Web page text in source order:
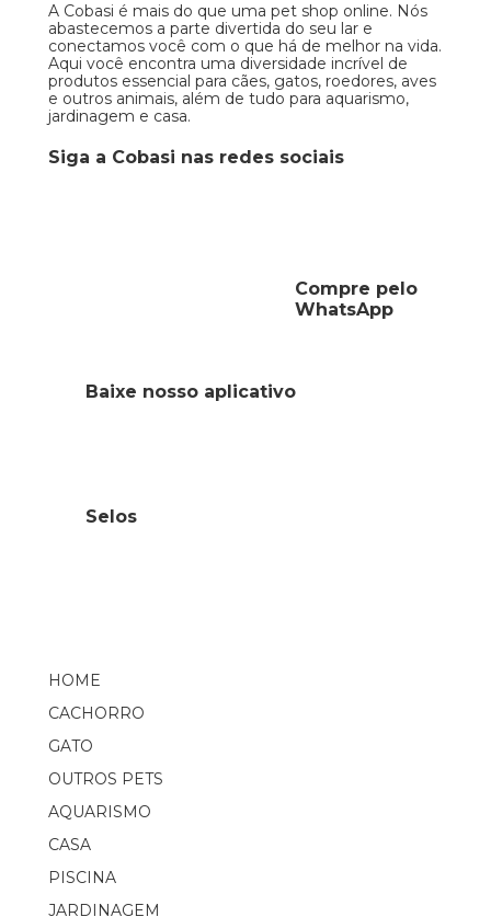
A Cobasi é mais do que uma pet shop online. Nós
abastecemos a parte divertida do seu lar e
conectamos você com o que há de melhor na vida.
Aqui você encontra uma diversidade incrível de
produtos essencial para cães, gatos, roedores, aves
e outros animais, além de tudo para aquarismo,
jardinagem e casa.
Siga a Cobasi nas redes sociais
Compre pelo
WhatsApp
HOME
CACHORRO
GATO
OUTROS PETS
AQUARISMO
CASA
PISCINA
JARDINAGEM
Baixe nosso aplicativo
Selos